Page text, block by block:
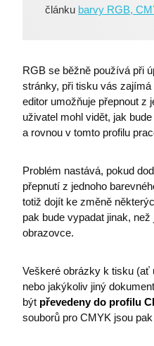
článku barvy RGB,
​​RGB se běžně používá při
stránky, při tisku vás
editor umožňuje přepnout z
uživatel mohl vidět, jak
a rovnou v tomto profilu
Problém nastává, pokud
přepnutí z jednoho
totiž dojít ke změně
pak bude vypadat jinak,
obrazovce.
Veškeré obrázky k tisku (ať
nebo jakýkoliv jiný
být převedeny do profilu
souborů pro CMYK jsou